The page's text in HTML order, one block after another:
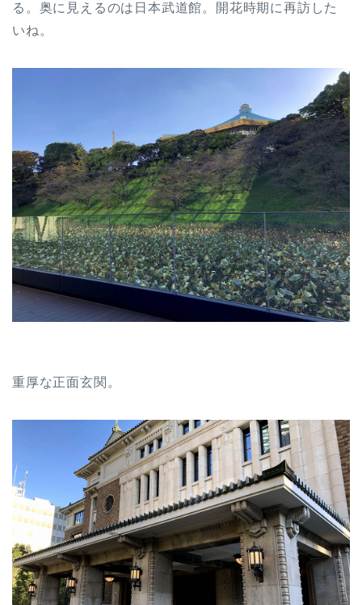
る。奥に見えるのは日本武道館。開花時期に再訪した
いね。
重厚な正面玄関。